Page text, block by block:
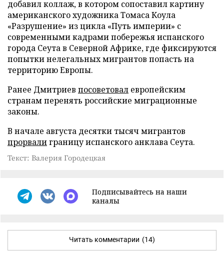
добавил коллаж, в котором сопоставил картину
американского художника Томаса Коула
«Разрушение» из цикла «Путь империи» с
современными кадрами побережья испанского
города Сеута в Северной Африке, где фиксируются
попытки нелегальных мигрантов попасть на
территорию Европы.
Ранее Дмитриев посоветовал европейским
странам перенять российские миграционные
законы.
В начале августа десятки тысяч мигрантов
прорвалиграницу испанского анклава Сеута.
Текст: Валерия Городецкая
Подписывайтесь на наши
каналы
Читать комментарии (14)